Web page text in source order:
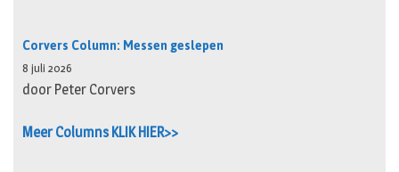
Corvers Column: Messen geslepen
8 juli 2026
door Peter Corvers
Meer Columns KLIK HIER>>